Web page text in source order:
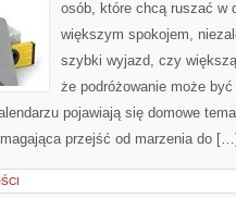
osób, które chcą ruszać w
większym spokojem,
szybki wyjazd, czy
że podróżowanie może
pojawiają się domowe
przejść od marzenia do